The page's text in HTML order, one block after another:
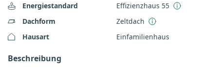
Energiestandard
Effizienzhaus 55
Dachform
Zeltdach
Hausart
Einfamilienhaus
Beschreibung